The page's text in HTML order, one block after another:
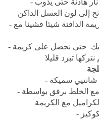
- نضع السكر في كاسرولة على نار هادئة حتى يذوب
- نزيل الكراميل من النار ثم نضيف الكريمة الدافئة شيئا فشيئا مع
- نضيف الزبدة مع الإستمرار في التحريك حتى نحصل على كريمة
- نضيف 200 غ من الكراميل المملح مع الخلط برفق بواسطة